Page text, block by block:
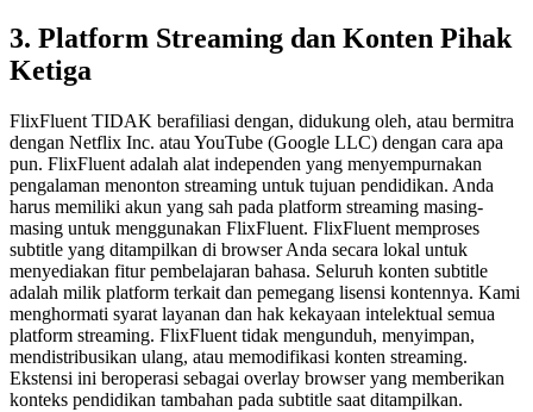
3. Platform Streaming dan Konten Pihak
Ketiga
FlixFluent TIDAK berafiliasi dengan, didukung oleh, atau bermitra
dengan Netflix Inc. atau YouTube (Google LLC) dengan cara apa
pun. FlixFluent adalah alat independen yang menyempurnakan
pengalaman menonton streaming untuk tujuan pendidikan. Anda
harus memiliki akun yang sah pada platform streaming masing-
masing untuk menggunakan FlixFluent. FlixFluent memproses
subtitle yang ditampilkan di browser Anda secara lokal untuk
menyediakan fitur pembelajaran bahasa. Seluruh konten subtitle
adalah milik platform terkait dan pemegang lisensi kontennya. Kami
menghormati syarat layanan dan hak kekayaan intelektual semua
platform streaming. FlixFluent tidak mengunduh, menyimpan,
mendistribusikan ulang, atau memodifikasi konten streaming.
Ekstensi ini beroperasi sebagai overlay browser yang memberikan
konteks pendidikan tambahan pada subtitle saat ditampilkan.